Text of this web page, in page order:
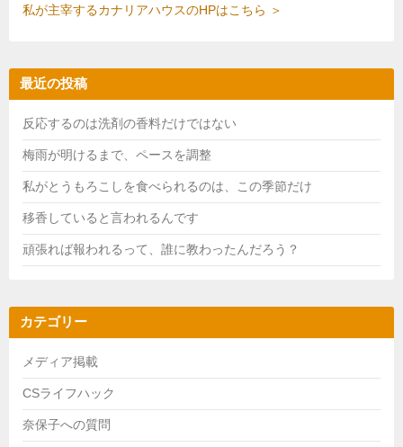
私が主宰するカナリアハウスのHPはこちら ＞
最近の投稿
反応するのは洗剤の香料だけではない
梅雨が明けるまで、ペースを調整
私がとうもろこしを食べられるのは、この季節だけ
移香していると言われるんです
頑張れば報われるって、誰に教わったんだろう？
カテゴリー
メディア掲載
CSライフハック
奈保子への質問